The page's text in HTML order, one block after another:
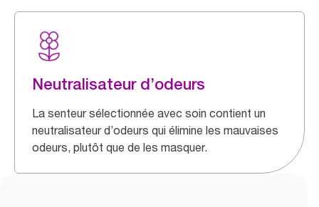
Neutralisateur d’odeurs
La senteur sélectionnée avec soin contient un
neutralisateur d’odeurs qui élimine les mauvaises
odeurs, plutôt que de les masquer.